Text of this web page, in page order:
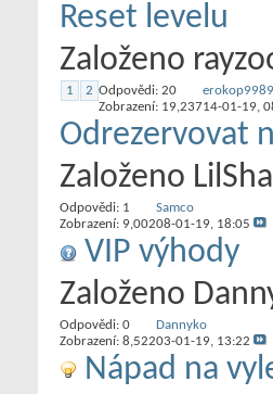
Reset levelu
Založeno
1 2 Odpovědi: 20
Zobrazení: 19,237
erokop9989
14-01-19,
Odrezervovat
Založeno
Odpovědi: 1
Zobrazení: 9,002
Samco
08-01-19, 18:05
VIP výhody
Založeno
Odpovědi: 0
Zobrazení: 8,522
Dannyko
03-01-19, 13:22
Nápad na